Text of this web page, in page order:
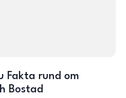
Fakta rund om
Bostad